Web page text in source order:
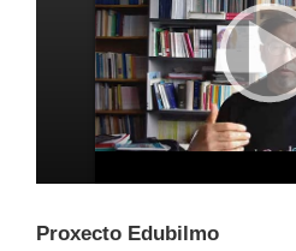
Proxecto Edubilmo